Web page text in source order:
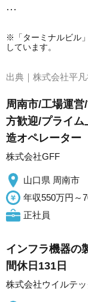
…
※「ターミナルビル
しています。
出典｜ 株式会社平
周南市/工場運
方歓迎/プライ
造オペレーター
株式会社GFF
山口県 周南市
年収550万円～
正社員
インフラ機器の
間休日131日
株式会社ウイルテッ